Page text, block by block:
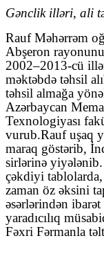
Gənclik illəri, ali
Rauf Məhərrəm
Abşeron
2002–2013-cü
məktəbdə təhsil
təhsil almağa
Azərbaycan
Texnologiyası
vurub.Rauf uşaq
maraq göstərib,
sirlərinə
çəkdiyi
zaman öz əksini
əsərlərindən
yaradıcılıq
Fəxri Fərmanla